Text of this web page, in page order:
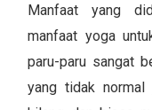
Manfaat yang
manfaat yoga
paru-paru sangat
yang tidak normal